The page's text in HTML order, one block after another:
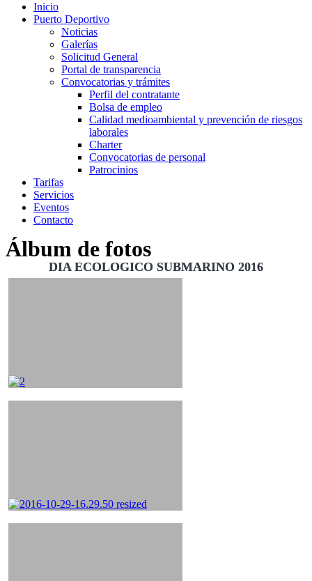
Inicio
Puerto Deportivo
Noticias
Galerías
Solicitud General
Portal de transparencia
Convocatorias y trámites
Perfil del contratante
Bolsa de empleo
Calidad medioambiental y prevención de riesgos
laborales
Charter
Convocatorias de personal
Patrocinios
Tarifas
Servicios
Eventos
Contacto
Álbum de fotos
DIA ECOLOGICO SUBMARINO 2016